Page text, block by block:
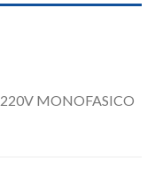
MONOFASICO